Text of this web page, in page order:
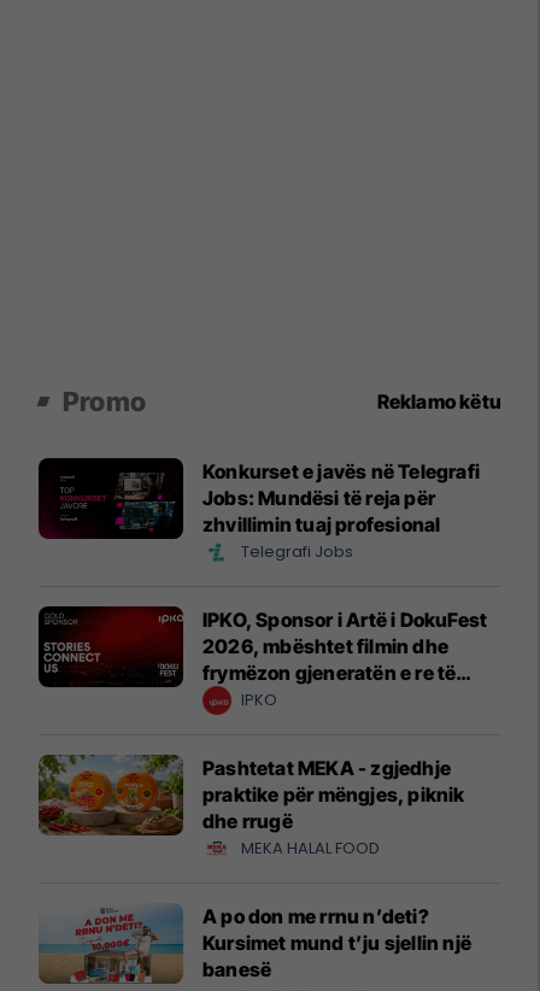
Promo Reklamo këtu
Konkurset e javës në Telegrafi
Jobs: Mundësi të reja për
zhvillimin tuaj profesional
Telegrafi Jobs
IPKO, Sponsor i Artë i DokuFest
2026, mbështet filmin dhe
frymëzon gjeneratën e re të
krijuesve
IPKO
Pashtetat MEKA - zgjedhje
praktike për mëngjes, piknik
dhe rrugë
MEKA HALAL FOOD
A po don me rrnu n’deti?
Kursimet mund t’ju sjellin një
banesë